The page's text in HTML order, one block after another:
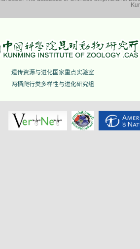
遗传资源与进化国家重点实验室
两栖爬行类多样性与进化研究组